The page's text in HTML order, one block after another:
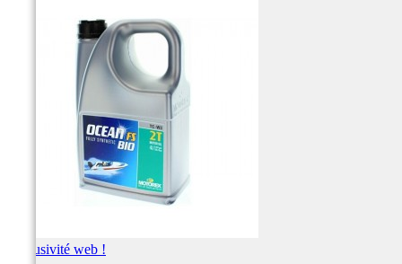
Exclusivité web !